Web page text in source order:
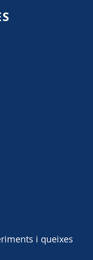
i queixes